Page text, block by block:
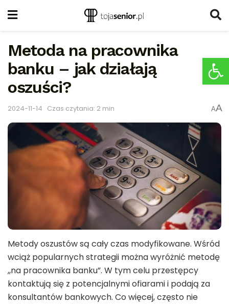
Metoda na pracownika
banku – jak działają
oszuści?
2024-11-14 Czas czytania: 2 min AA
Metody oszustów są cały czas modyfikowane. Wśród
wciąż popularnych strategii można wyróżnić metodę
,,na pracownika banku”. W tym celu przestępcy
kontaktują się z potencjalnymi ofiarami i podają za
konsultantów bankowych. Co więcej, często nie